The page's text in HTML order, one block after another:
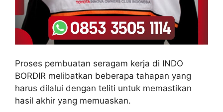
Proses pembuatan seragam kerja di INDO
BORDIR melibatkan beberapa tahapan yang
harus dilalui dengan teliti untuk memastikan
hasil akhir yang memuaskan.